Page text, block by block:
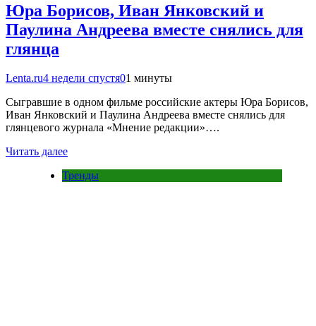
Юра Борисов, Иван Янковский и
Паулина Андреева вместе снялись для
глянца
Lenta.ru4 недели спустя01 минуты
Сыгравшие в одном фильме российские актеры Юра Борисов,
Иван Янковский и Паулина Андреева вместе снялись для
глянцевого журнала «Мнение редакции»….
Читать далее
Тренды